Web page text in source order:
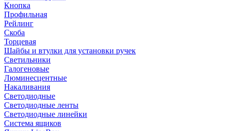
Кнопка
Профильная
Рейлинг
Скоба
Торцевая
Шайбы и втулки для установки ручек
Светильники
Галогеновые
Люминесцентные
Накаливания
Светодиодные
Светодиодные ленты
Светодиодные линейки
Система ящиков